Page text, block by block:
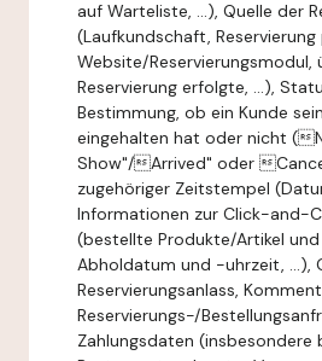
auf Warteliste, ...), Quelle der
(Laufkundschaft, Reservierung
Website/Reservierungsmodul,
Reservierung erfolgte, ...),
Bestimmung, ob ein Kunde
eingehalten hat oder nicht (
Show"/Arrived" oder
zugehöriger Zeitstempel
Informationen zur Click-and-
(bestellte Produkte/Artikel und
Abholdatum und -uhrzeit, ...),
Reservierungsanlass,
Reservierungs-/
Zahlungsdaten (insbesondere